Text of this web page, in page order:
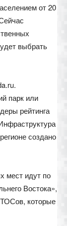
от 20
выбрать
парк или
рейтинга
создано
мест идут по
Востока»,
ТОСов, которые